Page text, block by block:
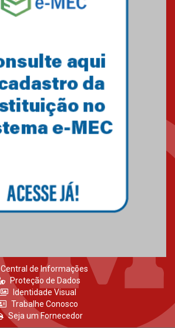
Mackenzie recepciona os
calouros do segundo semestre
Como o Colégio Mackenzie
Brasília prepara seus
estudantes para o PAS antes
mesmo do Ensino Médio
04.08.2026
Central de Informações
Proteção de Dados
Identidade Visual
Trabalhe Conosco
Seja um Fornecedor